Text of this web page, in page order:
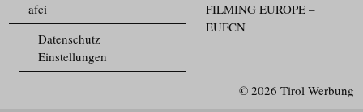
FILMING EUROPE –
EUFCN
afci
Datenschutz
Einstellungen
© 2026 Tirol Werbung